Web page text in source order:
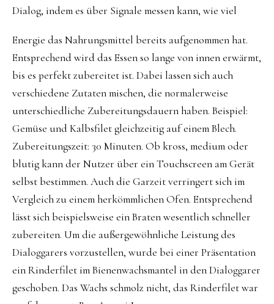
Dialog, indem es über Signale messen kann, wie viel
Energie das Nahrungsmittel bereits aufgenommen hat.
Entsprechend wird das Essen so lange von innen erwärmt,
bis es perfekt zubereitet ist. Dabei lassen sich auch
verschiedene Zutaten mischen, die normalerweise
unterschiedliche Zubereitungsdauern haben. Beispiel:
Gemüse und Kalbsfilet gleichzeitig auf einem Blech.
Zubereitungszeit: 30 Minuten. Ob kross, medium oder
blutig kann der Nutzer über ein Touchscreen am Gerät
selbst bestimmen. Auch die Garzeit verringert sich im
Vergleich zu einem herkömmlichen Ofen. Entsprechend
lässt sich beispielsweise ein Braten wesentlich schneller
zubereiten. Um die außergewöhnliche Leistung des
Dialoggarers vorzustellen, wurde bei einer Präsentation
ein Rinderfilet im Bienenwachsmantel in den Dialoggarer
geschoben. Das Wachs schmolz nicht, das Rinderfilet war